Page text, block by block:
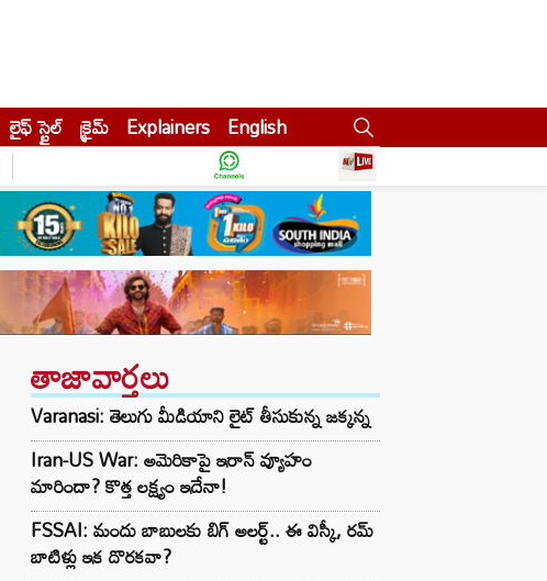
లైఫ్ స్టైల్ క్రైమ్ Explainers English
తాజావార్తలు
Varanasi: తెలుగు మీడియాని లైట్ తీసుకున్న జక్కన్న
Iran-US War: అమెరికాపై ఇరాన్ వ్యూహం
మారిందా? కొత్త లక్ష్యం ఇదేనా!
FSSAI: మందు బాబులకు బిగ్ అలర్ట్.. ఈ విస్కీ, రమ్
బాటిళ్లు ఇక దొరకవా?